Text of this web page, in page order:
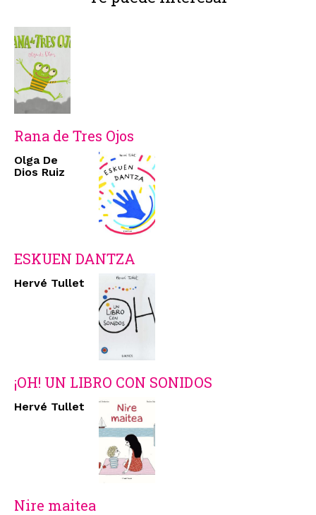
Rana de Tres Ojos
Olga De
Dios Ruiz
ESKUEN DANTZA
Hervé Tullet
¡OH! UN LIBRO CON SONIDOS
Hervé Tullet
Nire maitea